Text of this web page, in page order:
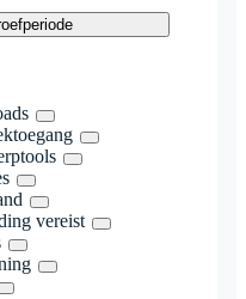
vereist